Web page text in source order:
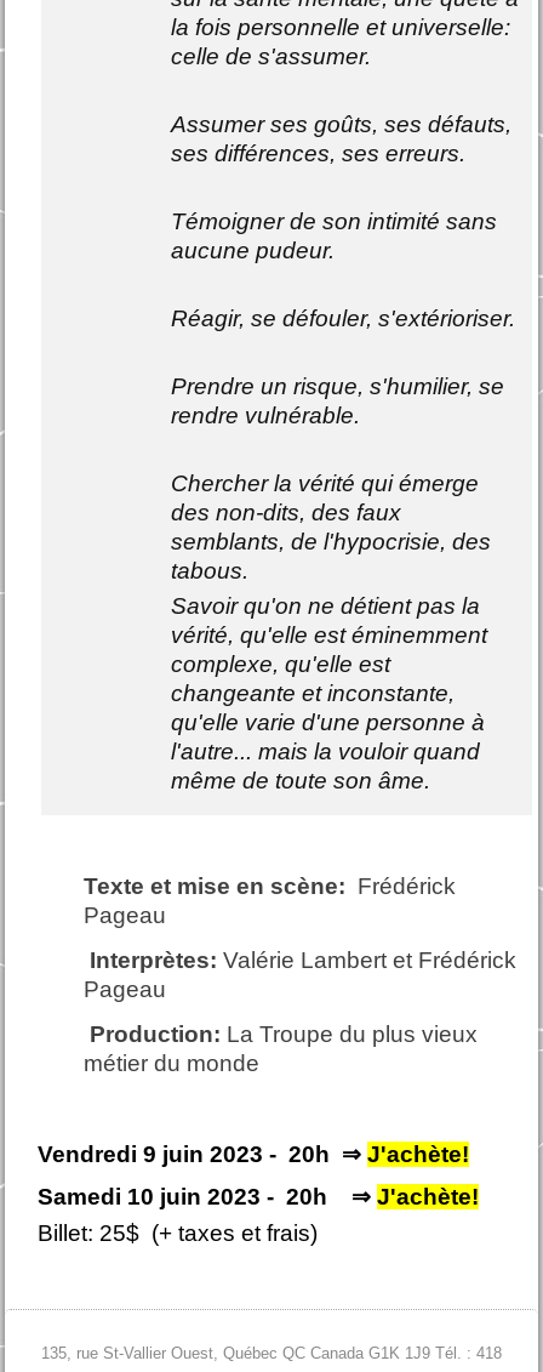
la fois personnelle et universelle:
celle de s'assumer.
Assumer ses goûts, ses défauts,
ses différences, ses erreurs.
Témoigner de son intimité sans
aucune pudeur.
Réagir, se défouler, s'extérioriser.
Prendre un risque, s'humilier, se
rendre vulnérable.
Chercher la vérité qui émerge
des non-dits, des faux
semblants, de l'hypocrisie, des
tabous.
Savoir qu'on ne détient pas la
vérité, qu'elle est éminemment
complexe, qu'elle est
changeante et inconstante,
qu'elle varie d'une personne à
l'autre... mais la vouloir quand
même de toute son âme.
Texte et mise en scène: Frédérick
Pageau
Interprètes:Valérie Lambert et Frédérick
Pageau
Production: La Troupe du plus vieux
métier du monde
Vendredi 9 juin 2023 - 20h ⇒J'achète!
Samedi 10 juin 2023 - 20h ⇒J'achète!
Billet: 25$ (+ taxes et frais)
135, rue St-Vallier Ouest, Québec QC Canada G1K 1J9 Tél. : 418